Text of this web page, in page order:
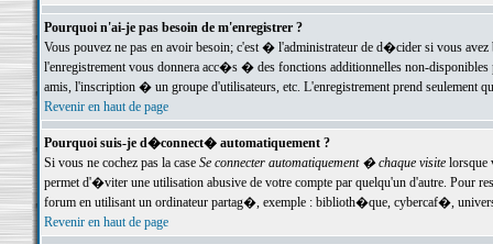
Pourquoi n'ai-je pas besoin de m'enregistrer ?
Vous pouvez ne pas en avoir besoin; c'est � l'administrateur de d�cider si vous
l'enregistrement vous donnera acc�s � des fonctions additionnelles non-
amis, l'inscription � un groupe d'utilisateurs, etc. L'enregistrement prend seulement
Revenir en haut de page
Pourquoi suis-je d�connect� automatiquement ?
Si vous ne cochez pas la case Se connecter automatiquement � chaque visitelorsque
permet d'�viter une utilisation abusive de votre compte par quelqu'un d'autre. Pour
forum en utilisant un ordinateur partag�, exemple : biblioth�que, cybercaf�,
Revenir en haut de page